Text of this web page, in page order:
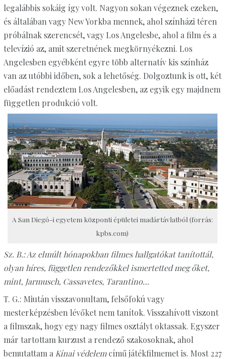
legalábbis sokáig így volt. Nagyon sokan végeznek ezeken,
és általában vagy New Yorkba mennek, ahol színházi téren
próbálnak szerencsét, vagy Los Angelesbe, ahol a film és a
televízió az, amit szeretnének megkörnyékezni. Los
Angelesben egyébként egyre több alternatív kis színház
van az utóbbi időben, sok a lehetőség. Dolgoztunk is ott, két
előadást rendeztem Los Angelesben, az egyik egy majdnem
független produkció volt.
A San Diegó-i egyetem központi épületei madártávlatból (forrás:
kpbs.com)
Sz. B.: Az elmúlt hónapokban filmes hallgatókat tanítottál,
olyan híres, független rendezőkkel ismertetted meg őket,
mint, Jarmusch, Cassavetes, Tarantino…
T. G.: Miután visszavonultam, felsőfokú vagy
mesterképzésben lévőket nem tanítok. Visszahívott viszont
a filmszak, hogy egy nagy filmes osztályt oktassak. Egyszer
már tartottam kurzust a rendező szakosoknak, ahol
bemutattam a Kínai védelemcímű játékfilmemet is. Most 227